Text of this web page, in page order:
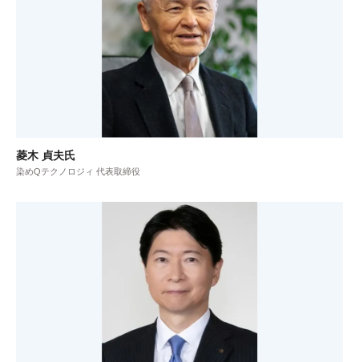
菱木 貞夫氏
染めQテクノロジィ 代表取締役